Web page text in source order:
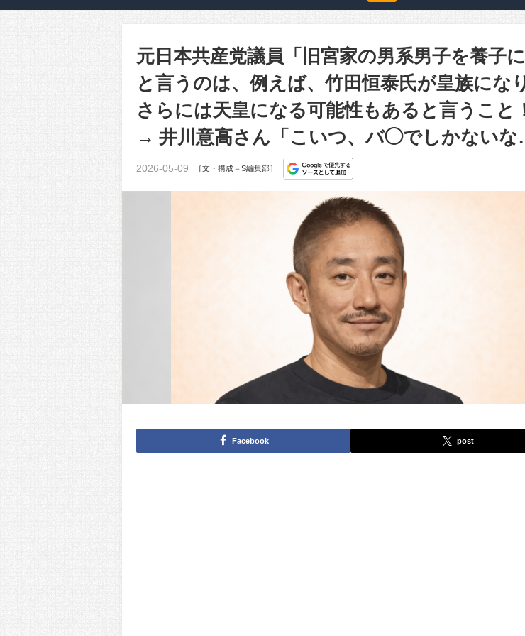
元日本共産党議員「旧宮家の男系男子を養子
と言うのは、例えば、竹田恒泰氏が皇族にな
さらには天皇になる可能性もあると言うこと
→ 井川意高さん「こいつ、バ◯でしかないな
2026-05-09 ［文・構成＝S編集部］
Facebook post